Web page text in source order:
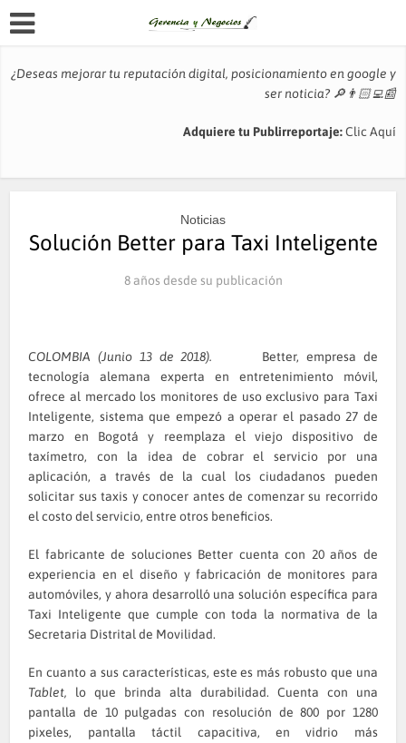
¿Deseas mejorar tu reputación digital, posicionamiento en google y
ser noticia? 🔎👨🏻‍💻📰
Adquiere tu Publirreportaje:Clic Aquí
Noticias
Solución Better para Taxi Inteligente
8 años desde su publicación
COLOMBIA (Junio 13 de 2018). Better, empresa de
tecnología alemana experta en entretenimiento móvil,
ofrece al mercado los monitores de uso exclusivo para Taxi
Inteligente, sistema que empezó a operar el pasado 27 de
marzo en Bogotá y reemplaza el viejo dispositivo de
taxímetro, con la idea de cobrar el servicio por una
aplicación, a través de la cual los ciudadanos pueden
solicitar sus taxis y conocer antes de comenzar su recorrido
el costo del servicio, entre otros beneficios.
El fabricante de soluciones Better cuenta con 20 años de
experiencia en el diseño y fabricación de monitores para
automóviles, y ahora desarrolló una solución específica para
Taxi Inteligente que cumple con toda la normativa de la
Secretaria Distrital de Movilidad.
En cuanto a sus características, este es más robusto que una
Tablet, lo que brinda alta durabilidad. Cuenta con una
pantalla de 10 pulgadas con resolución de 800 por 1280
pixeles, pantalla táctil capacitiva, en vidrio más